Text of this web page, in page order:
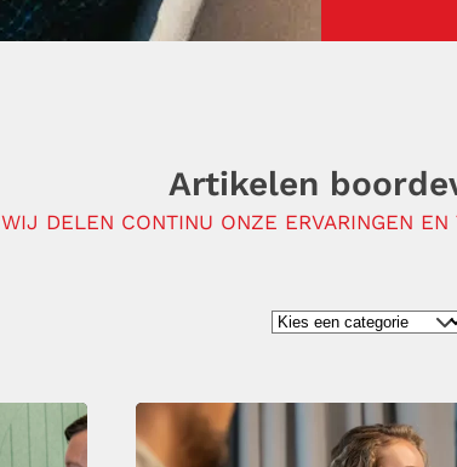
Artikelen
WIJ DELEN CONTINU ONZE ERVARINGEN